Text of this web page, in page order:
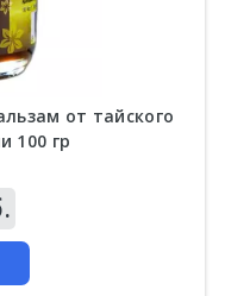
от тайского
100 гр